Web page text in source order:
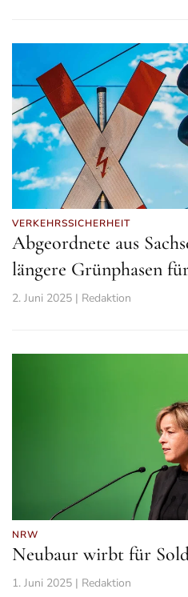
VERKEHRSSICHERHEIT
Abgeordnete aus
längere Grünphasen
2. Juni 2025 | Redaktion
NRW
Neubaur wirbt für
1. Juni 2025 | Redaktion